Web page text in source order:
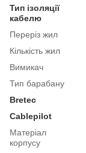
Тип ізоляції
кабелю
Переріз жил
Кількість жил
Вимикач
Тип барабану
Bretec
Cablepilot
Матерiал
корпусу